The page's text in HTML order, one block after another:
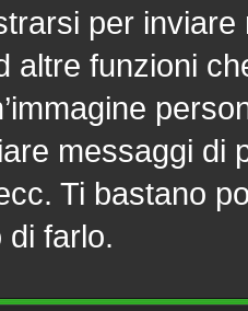
per
altre funzioni
messaggi di
Ti bastano
di farlo.